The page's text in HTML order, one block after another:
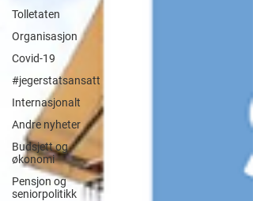
Tolletaten
Organisasjon
Covid-19
#jegerstatsansatt
Internasjonalt
Andre nyheter
Budsjett og
økonomi
Pensjon og
seniorpolitikk